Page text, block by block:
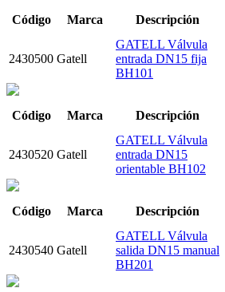
Código Marca Descripción
2430500 Gatell
GATELL Válvula
entrada DN15 fija
BH101
Código Marca Descripción
2430520 Gatell
GATELL Válvula
entrada DN15
orientable BH102
Código Marca Descripción
2430540 Gatell
GATELL Válvula
salida DN15 manual
BH201